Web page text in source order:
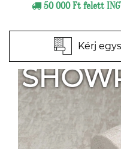
50 000 Ft felett
Kérj